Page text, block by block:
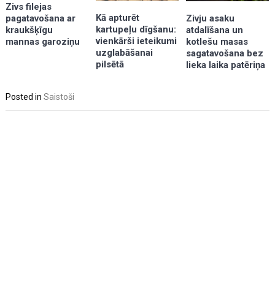
Zivs filejas
pagatavošana ar
kraukšķīgu
mannas garoziņu
Kā apturēt
kartupeļu dīgšanu:
vienkārši ieteikumi
uzglabāšanai
pilsētā
Zivju asaku
atdalīšana un
kotlešu masas
sagatavošana bez
lieka laika patēriņa
Posted inSaistoši